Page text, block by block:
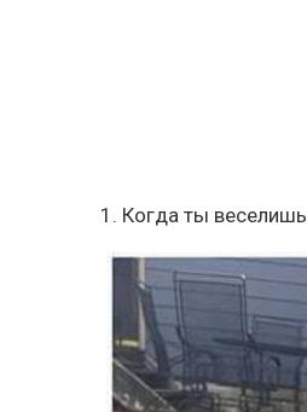
1. Когда ты